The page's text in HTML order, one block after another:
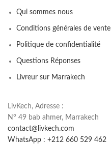
Qui sommes nous
Conditions générales de vente
Politique de confidentialité
Questions Réponses
Livreur sur Marrakech
LivKech, Adresse :
N° 49 bab ahmer, Marrakech
contact@livkech.com
WhatsApp : +212 660 529 462